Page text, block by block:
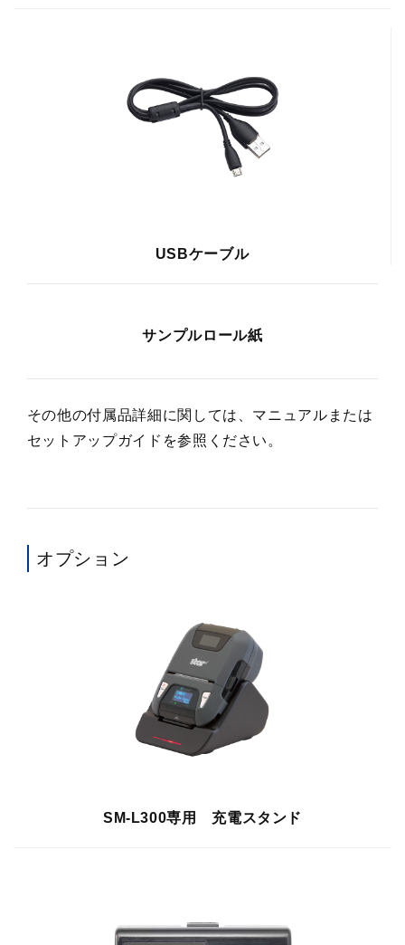
USBケーブル
サンプルロール紙
その他の付属品詳細に関しては、マニュアルまたは
セットアップガイドを参照ください。
オプション
SM-L300専用 充電スタンド